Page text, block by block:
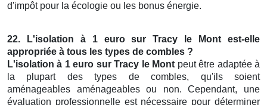
d'impôt pour la écologie ou les bonus énergie.
22. L'isolation à 1 euro sur Tracy le Mont est-elle
appropriée à tous les types de combles ?
L'isolation à 1 euro sur Tracy le Mont peut être adaptée à
la plupart des types de combles, qu'ils soient
aménageables aménageables ou non. Cependant, une
évaluation professionnelle est nécessaire pour déterminer